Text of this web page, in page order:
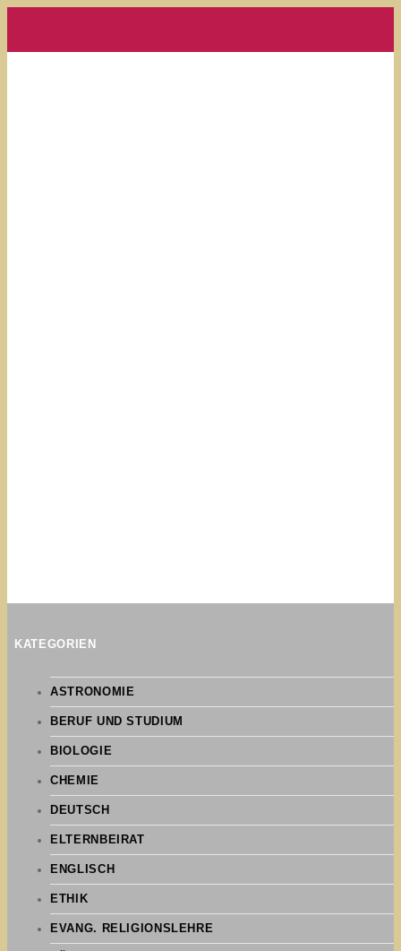
KATEGORIEN
ASTRONOMIE
BERUF UND STUDIUM
BIOLOGIE
CHEMIE
DEUTSCH
ELTERNBEIRAT
ENGLISCH
ETHIK
EVANG. RELIGIONSLEHRE